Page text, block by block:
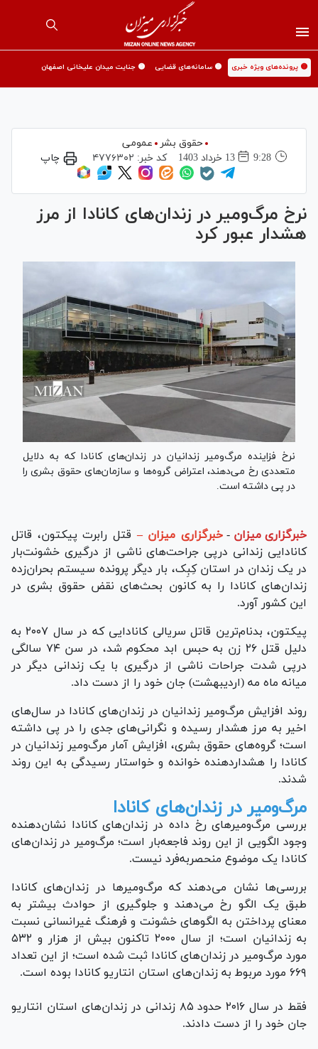
🟡 پرونده‌های ویژه خبری 🟡 سامانه‌های قضایی 🟡 جنایت میدان علیخانی اصفهان
حقوق بشر
عمومی
9:28
13 خرداد 1403 کد خبر: ۴۷۷۶۳۰۲ چاپ
نرخ مرگ‌ومیر در زندان‌های کانادا از مرز
هشدار عبور کرد
نرخ فزاینده مرگ‌ومیر زندانیان در زندان‌های کانادا که به دلایل
متعددی رخ ‌می‌دهند، اعتراض گروه‌ها و سازمان‌های حقوق بشری را
در پی داشته است.
خبرگزاری میزان - خبرگزاری میزان – قتل رابرت پیکتون، قاتل
کانادایی زندانی درپی جراحت‌های ناشی از درگیری خشونت‌بار
در یک زندان در استان کِبِک، بار دیگر پرونده سیستم بحران‌زده
زندان‌های کانادا را به کانون بحث‌های نقض حقوق بشری در
این کشور آورد.
پیکتون، بدنام‌ترین قاتل سریالی کانادایی که در سال ۲۰۰۷ به
دلیل قتل ۲۶ زن به حبس ابد محکوم شد، در سن ۷۴ سالگی
درپی شدت جراحات ناشی از درگیری با یک زندانی دیگر در
میانه ماه مه (اردیبهشت) جان خود را از دست داد.
روند افزایش مرگ‌ومیر زندانیان در زندان‌های کانادا در سال‌های
اخیر به مرز هشدار رسیده و نگرانی‌های جدی را در پی داشته
است؛ گروه‌های حقوق بشری، افزایش آمار مرگ‌ومیر زندانیان در
کانادا را هشداردهنده خوانده و خواستار رسیدگی به این روند
شدند.
مرگ‌ومیر در زندان‌های کانادا
بررسی مرگ‌ومیر‌های رخ داده در زندان‌های کانادا نشان‌دهنده
وجود الگویی از این روند فاجعه‌بار است؛ مرگ‌و‌میر در زندان‌های
کانادا یک موضوع منحصربه‌فرد نیست.
بررسی‌ها نشان می‌دهند که مرگ‌ومیر‌ها در زندان‌های کانادا
طبق یک الگو رخ می‌دهند و جلوگیری از حوادث بیشتر به
معنای پرداختن به الگو‌های خشونت و فرهنگ غیرانسانی نسبت
به زندانیان است؛ از سال ۲۰۰۰ تاکنون بیش از هزار و ۵۳۲
مورد مرگ‌و‌میر در زندان‌های کانادا ثبت شده است؛ از این تعداد
۶۶۹ مورد مربوط به زندان‌های استان انتاریو کانادا بوده است.
فقط در سال ۲۰۱۶ حدود ۸۵ زندانی در زندان‌های استان انتاریو
جان خود را از دست دادند.